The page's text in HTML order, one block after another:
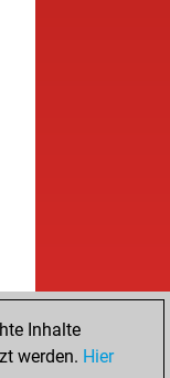
Inhalte
werden. Hier